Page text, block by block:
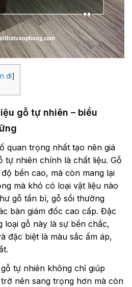
đi]
gỗ tự nhiên – biểu
quan trọng nhất tạo nên giá
tự nhiên chính là chất liệu. Gỗ
bền cao, mà còn mang lại
mà khó có loại vật liệu nào
gỗ tần bì, gỗ sồi thường
bàn giám đốc cao cấp. Đặc
loại gỗ này là sự bền chắc,
đặc biệt là màu sắc ấm áp,
tự nhiên không chỉ giúp
nên sang trọng hơn mà còn